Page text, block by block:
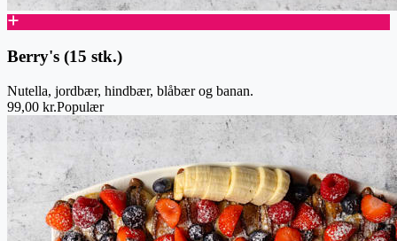
Berry's (15 stk.)
Nutella, jordbær, hindbær, blåbær og banan.
99,00 kr.Populær